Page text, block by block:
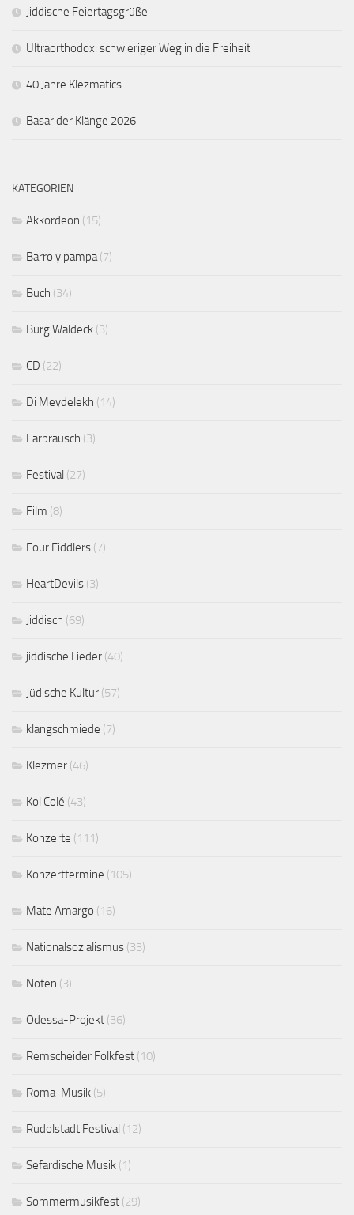
Jiddische Feiertagsgrüße
Ultraorthodox: schwieriger Weg in die Freiheit
40 Jahre Klezmatics
Basar der Klänge 2026
KATEGORIEN
Akkordeon (15)
Barro y pampa(7)
Buch (34)
Burg Waldeck (3)
CD (22)
Di Meydelekh (14)
Farbrausch (3)
Festival (27)
Film (8)
Four Fiddlers (7)
HeartDevils (3)
Jiddisch (69)
jiddische Lieder (40)
Jüdische Kultur (57)
klangschmiede (7)
Klezmer (46)
Kol Colé (43)
Konzerte (111)
Konzerttermine (105)
Mate Amargo (16)
Nationalsozialismus (33)
Noten (3)
Odessa-Projekt (36)
Remscheider Folkfest (10)
Roma-Musik (5)
Rudolstadt Festival (12)
Sefardische Musik (1)
Sommermusikfest (29)